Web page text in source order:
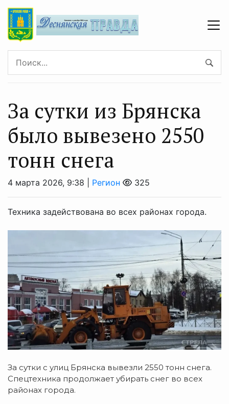
За сутки из Брянска
было вывезено 2550
тонн снега
4 марта 2026, 9:38 | Регион 325
Техника задействована во всех районах города.
За сутки с улиц Брянска вывезли 2550 тонн снега.
Спецтехника продолжает убирать снег во всех
районах города.